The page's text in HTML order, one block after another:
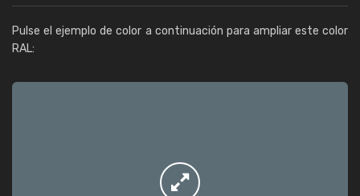
Pulse el ejemplo de color a continuación para ampliar este color
RAL: